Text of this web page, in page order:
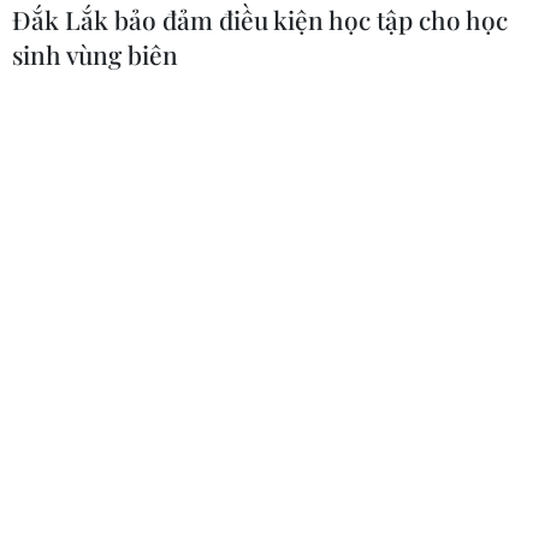
Đắk Lắk bảo đảm điều kiện học tập cho học
sinh vùng biên